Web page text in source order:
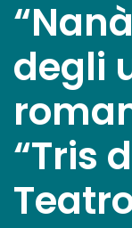
degli
“Tris